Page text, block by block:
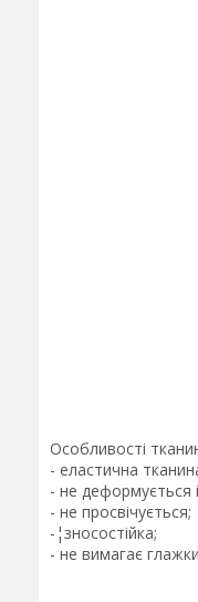
Особливості
- еластична
- не деформується
- не просвічується;
-¦зносостійка;
- не вимагає